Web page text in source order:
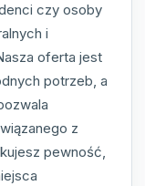
czy osoby
i
oferta jest
potrzeb, a
z
pewność,